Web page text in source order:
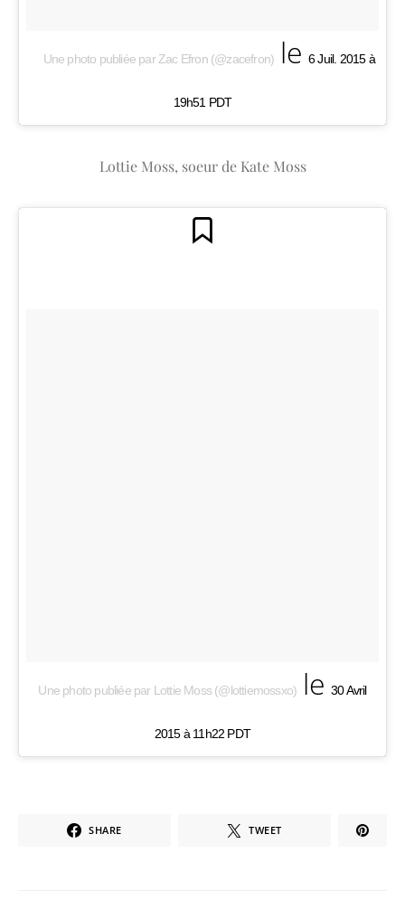
Une photo publiée par Zac Efron (@zacefron) le 6 Juil. 2015 à
19h51 PDT
Lottie Moss, soeur de Kate Moss
Une photo publiée par Lottie Moss (@lottiemossxo) le 30 Avril
2015 à 11h22 PDT
SHARE TWEET